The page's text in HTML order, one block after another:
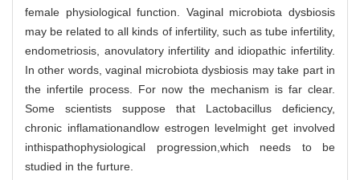
female physiological function. Vaginal microbiota dysbiosis
may be related to all kinds of infertility, such as tube infertility,
endometriosis, anovulatory infertility and idiopathic infertility.
In other words, vaginal microbiota dysbiosis may take part in
the infertile process. For now the mechanism is far clear.
Some scientists suppose that Lactobacillus deficiency,
chronic inflamationandlow estrogen levelmight get involved
inthispathophysiological progression,which needs to be
studied in the furture.